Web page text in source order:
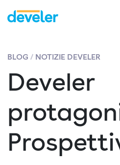
BLOG NOTIZIE DEVELER
Develer